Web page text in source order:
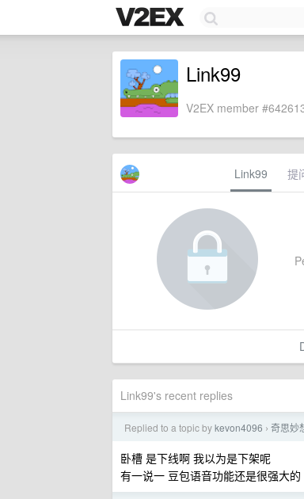
Link99
V2EX member
Link99 提
Link99's recent replies
Replied to a topic bykevon4096 › 奇思妙
卧槽 是下线啊 我以为是下架呢
有一说一 豆包语音功能还是很强大的